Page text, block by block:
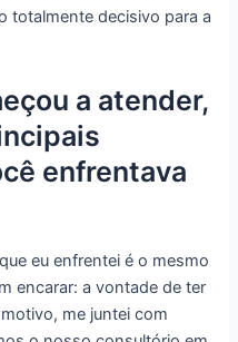
totalmente decisivo para a
a atender,
enfrentava
eu enfrentei é o mesmo
encarar: a vontade de ter
me juntei com